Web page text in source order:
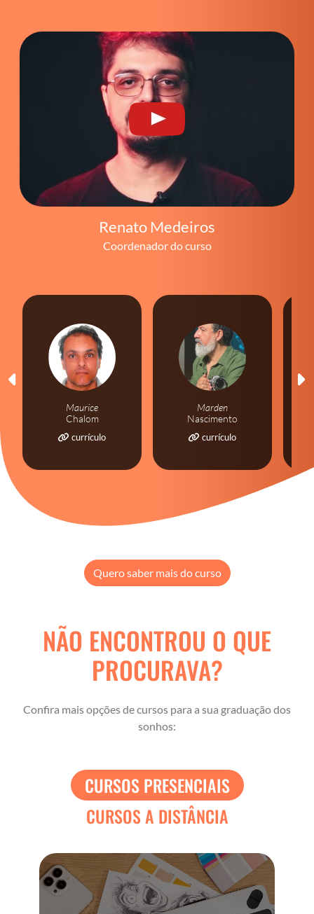
Renato Medeiros
Coordenador do curso
Maurice
Chalom
currículo
Marden
Nascimento
currículo
Quero saber mais do curso
NÃO ENCONTROU O QUE
PROCURAVA?
Confira mais opções de cursos para a sua graduação dos
sonhos:
CURSOS PRESENCIAIS
CURSOS A DISTÂNCIA